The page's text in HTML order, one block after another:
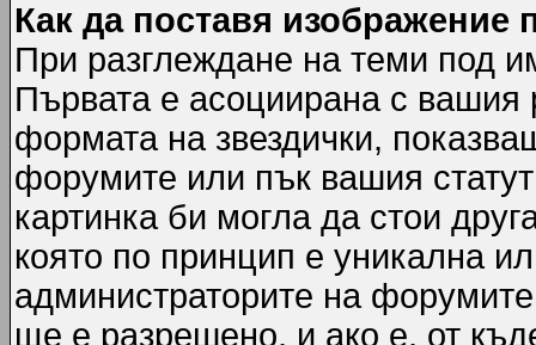
Как да поставя изображение
При разглеждане на теми под
Първата е асоциирана с вашия
формата на звездички,
форумите или пък вашия
картинка би могла да стои
която по принцип е уникална
администраторите на
ще е разрешено, и ако е, от